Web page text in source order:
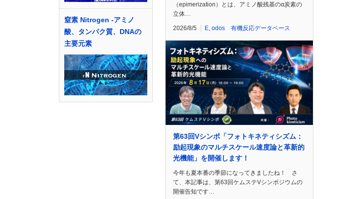
窒素 Nitrogen -アミノ
酸、タンパク質、DNAの
主要元素
（epimerization）とは、アミノ酸残基のα炭素の
立体…
2026/8/5 E odos 有機反応データベース
第63回Vシンポ「フォトキネティシズム：
励起現象のマルチスケール速度論と革新的
光機能」を開催します！
今年も夏本番の季節になってきましたね！ さ
て、本記事は、第63回ケムステVシンポジウムの
開催告知です…